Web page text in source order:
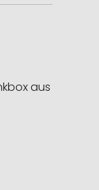
aus